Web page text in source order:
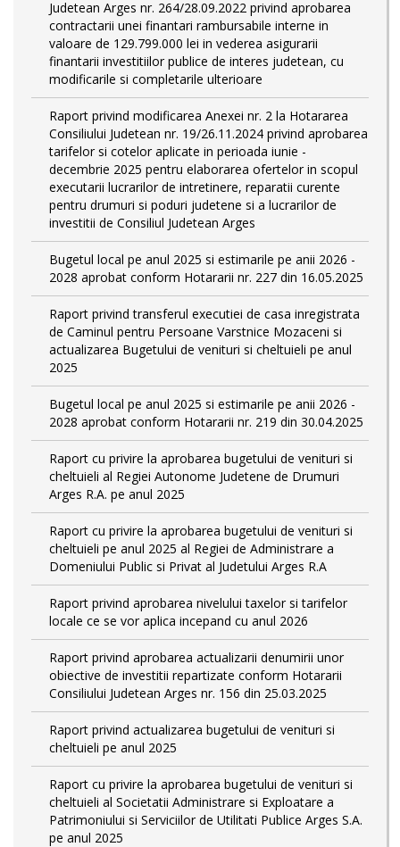
Judetean Arges nr. 264/28.09.2022 privind aprobarea
contractarii unei finantari rambursabile interne in
valoare de 129.799.000 lei in vederea asigurarii
finantarii investitiilor publice de interes judetean, cu
modificarile si completarile ulterioare
Raport privind modificarea Anexei nr. 2 la Hotararea
Consiliului Judetean nr. 19/26.11.2024 privind aprobarea
tarifelor si cotelor aplicate in perioada iunie -
decembrie 2025 pentru elaborarea ofertelor in scopul
executarii lucrarilor de intretinere, reparatii curente
pentru drumuri si poduri judetene si a lucrarilor de
investitii de Consiliul Judetean Arges
Bugetul local pe anul 2025 si estimarile pe anii 2026 -
2028 aprobat conform Hotararii nr. 227 din 16.05.2025
Raport privind transferul executiei de casa inregistrata
de Caminul pentru Persoane Varstnice Mozaceni si
actualizarea Bugetului de venituri si cheltuieli pe anul
2025
Bugetul local pe anul 2025 si estimarile pe anii 2026 -
2028 aprobat conform Hotararii nr. 219 din 30.04.2025
Raport cu privire la aprobarea bugetului de venituri si
cheltuieli al Regiei Autonome Judetene de Drumuri
Arges R.A. pe anul 2025
Raport cu privire la aprobarea bugetului de venituri si
cheltuieli pe anul 2025 al Regiei de Administrare a
Domeniului Public si Privat al Judetului Arges R.A
Raport privind aprobarea nivelului taxelor si tarifelor
locale ce se vor aplica incepand cu anul 2026
Raport privind aprobarea actualizarii denumirii unor
obiective de investitii repartizate conform Hotararii
Consiliului Judetean Arges nr. 156 din 25.03.2025
Raport privind actualizarea bugetului de venituri si
cheltuieli pe anul 2025
Raport cu privire la aprobarea bugetului de venituri si
cheltuieli al Societatii Administrare si Exploatare a
Patrimoniului si Serviciilor de Utilitati Publice Arges S.A.
pe anul 2025